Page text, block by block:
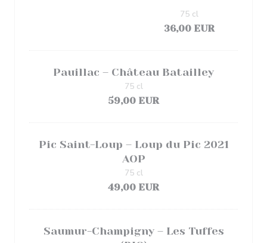
36,00 EUR
75 cl
Pauillac – Château Batailley
59,00 EUR
75 cl
Pic Saint-Loup – Loup du Pic 2021
AOP
49,00 EUR
75 cl
Saumur-Champigny – Les Tuffes